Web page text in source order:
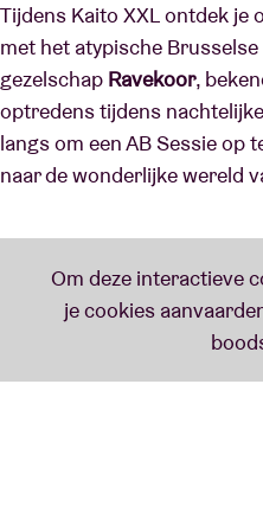
Tijdens Kaito XXL ontdek je
met het atypische Brusselse
gezelschap Ravekoor,
optredens tijdens
langs om een AB Sessie op
naar de wonderlijke wereld